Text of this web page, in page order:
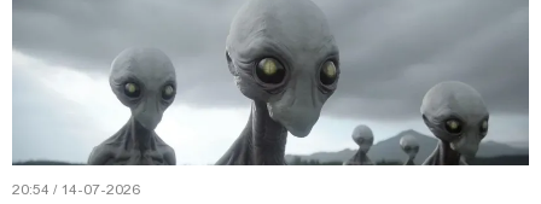
20:54 / 14-07-2026